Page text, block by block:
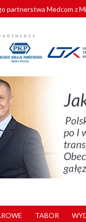
partnerstwa Medcom z
znów szuka
kolejowych w północnej
nowe standardy
TABOR